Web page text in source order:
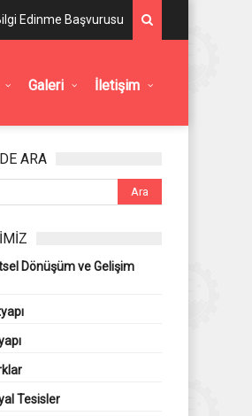
Edinme Başvurusu
Galeri İletişim
ARA
Dönüşüm ve Gelişim
Tesisler